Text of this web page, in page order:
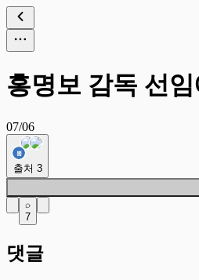
홍명보 감독 선
07/06
출처 3
7
댓글